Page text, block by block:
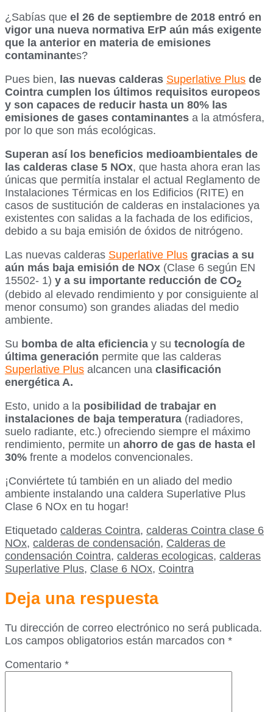
¿Sabías que el 26 de septiembre de 2018 entró en
vigor una nueva normativa ErP aún más exigente
que la anterior en materia de emisiones
contaminantes?
Pues bien, las nuevas calderas Superlative Plus de
Cointra cumplen los últimos requisitos europeos
y son capaces de reducir hasta un 80% las
emisiones de gases contaminantes a la atmósfera,
por lo que son más ecológicas.
Superan así los beneficios medioambientales de
las calderas clase 5 NOx, que hasta ahora eran las
únicas que permitía instalar el actual Reglamento de
Instalaciones Térmicas en los Edificios (RITE) en
casos de sustitución de calderas en instalaciones ya
existentes con salidas a la fachada de los edificios,
debido a su baja emisión de óxidos de nitrógeno.
Las nuevas calderas Superlative Plus gracias a su
aún más baja emisión de NOx (Clase 6 según EN
15502- 1) y a su importante reducción de CO2
(debido al elevado rendimiento y por consiguiente al
menor consumo) son grandes aliadas del medio
ambiente.
Su bomba de alta eficiencia y su tecnología de
última generación permite que las calderas
Superlative Plus alcancen una clasificación
energética A.
Esto, unido a la posibilidad de trabajar en
instalaciones de baja temperatura (radiadores,
suelo radiante, etc.) ofreciendo siempre el máximo
rendimiento, permite un ahorro de gas de hasta el
30% frente a modelos convencionales.
¡Conviértete tú también en un aliado del medio
ambiente instalando una caldera Superlative Plus
Clase 6 NOx en tu hogar!
Etiquetado calderas Cointra, calderas Cointra clase 6
NOx, calderas de condensación, Calderas de
condensación Cointra, calderas ecologicas, calderas
Superlative Plus, Clase 6 NOx, Cointra
Deja una respuesta
Tu dirección de correo electrónico no será publicada.
Los campos obligatorios están marcados con *
Comentario *